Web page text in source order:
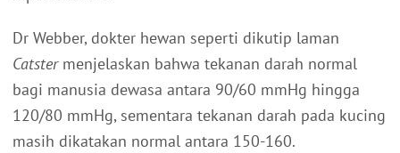
Dr Webber, dokter hewan seperti dikutip laman
Catster menjelaskan bahwa tekanan darah normal
bagi manusia dewasa antara 90/60 mmHg hingga
120/80 mmHg, sementara tekanan darah pada kucing
masih dikatakan normal antara 150-160.